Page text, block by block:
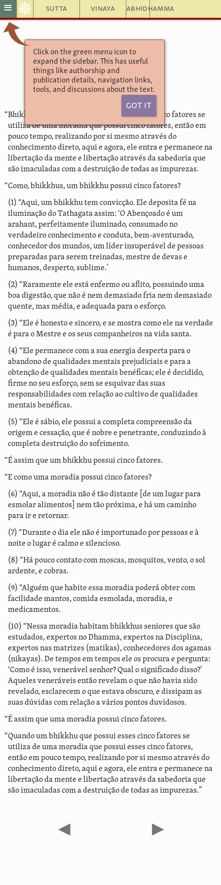
Sutta Vinaya Abhidhamma
≡ ☸
Click on the green menu icon to
expand the sidebar. This has useful
things like authorship and
publication details, navigation links,
tools, and discussions about the text.
Got It
Aṅguttara Nikāya 10.11
Senasana Sutta
Moradia
“Bhikkhus, quando um bhikkhu que possui cinco fatores se
utiliza de uma moradia que possui cinco fatores, então em
pouco tempo, realizando por si mesmo através do
conhecimento direto, aqui e agora, ele entra e permanece na
libertação da mente e libertação através da sabedoria que
são imaculadas com a destruição de todas as impurezas.
“Como, bhikkhus, um bhikkhu possui cinco fatores?
(1) “Aqui, um bhikkhu tem convicção. Ele deposita fé na
iluminação do Tathagata assim: ‘O Abençoado é um
arahant, perfeitamente iluminado, consumado no
verdadeiro conhecimento e conduta, bem-aventurado,
conhecedor dos mundos, um líder insuperável de pessoas
preparadas para serem treinadas, mestre de devas e
humanos, desperto, sublime.’
(2) “Raramente ele está enfermo ou aflito, possuindo uma
boa digestão, que não é nem demasiado fria nem demasiado
quente, mas média, e adequada para o esforço.
(3) “Ele é honesto e sincero, e se mostra como ele na verdade
é para o Mestre e os seus companheiros na vida santa.
(4) “Ele permanece com a sua energia desperta para o
abandono de qualidades mentais prejudiciais e para a
obtenção de qualidades mentais benéficas; ele é decidido,
firme no seu esforço, sem se esquivar das suas
responsabilidades com relação ao cultivo de qualidades
mentais benéficas.
(5) “Ele é sábio, ele possui a completa compreensão da
origem e cessação, que é nobre e penetrante, conduzindo à
completa destruição do sofrimento.
“É assim que um bhikkhu possui cinco fatores.
“E como uma moradia possui cinco fatores?
(6) “Aqui, a moradia não é tão distante [de um lugar para
esmolar alimentos] nem tão próxima, e há um caminho
para ir e retornar.
(7) “Durante o dia ele não é importunado por pessoas e à
noite o lugar é calmo e silencioso.
(8) “Há pouco contato com moscas, mosquitos, vento, o sol
ardente, e cobras.
(9) “Alguém que habite essa moradia poderá obter com
facilidade mantos, comida esmolada, moradia, e
medicamentos.
(10) “Nessa moradia habitam bhikkhus seniores que são
estudados, expertos no Dhamma, expertos na Disciplina,
expertos nas matrizes (matikas), conhecedores dos agamas
(nikayas). De tempos em tempos ele os procura e pergunta:
‘Como é isso, venerável senhor? Qual o significado disso?’
Aqueles veneráveis então revelam o que não havia sido
revelado, esclarecem o que estava obscuro, e dissipam as
suas dúvidas com relação a vários pontos duvidosos.
“É assim que uma moradia possui cinco fatores.
“Quando um bhikkhu que possui esses cinco fatores se
utiliza de uma moradia que possui esses cinco fatores,
então em pouco tempo, realizando por si mesmo através do
conhecimento direto, aqui e agora, ele entra e permanece na
libertação da mente e libertação através da sabedoria que
são imaculadas com a destruição de todas as impurezas.”
◀ ▶